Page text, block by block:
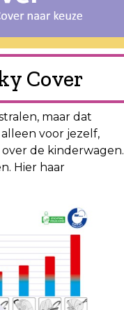
Cover
maar dat
voor jezelf,
de kinderwagen.
Hier haar